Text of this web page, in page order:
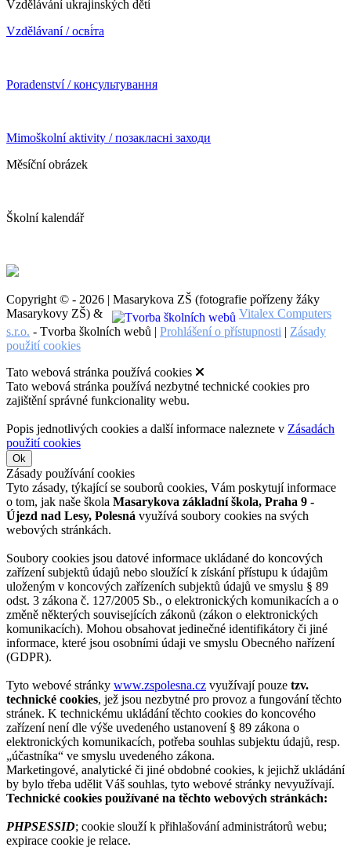
Vzdělávání ukrajinských dětí
Vzdělávaní / осві́та
Poradenství / консультування
Mimoškolní aktivity / позакласні заходи
Měsíční obrázek
Školní kalendář
Copyright © - 2026 | Masarykova ZŠ (fotografie pořízeny žáky
Masarykovy ZŠ) &
Vitalex Computers
s.r.o. - Tvorba školních webů | Prohlášení o přístupnosti | Zásady
použití cookies
Tato webová stránka používá cookies
Tato webová stránka používá nezbytné technické cookies pro
zajištění správné funkcionality webu.
Popis jednotlivých cookies a další informace naleznete v Zásadách
použití cookies
Ok
Zásady používání cookies
Tyto zásady, týkající se souborů cookies, Vám poskytují informace
o tom, jak naše škola Masarykova základní škola, Praha 9 -
Újezd nad Lesy, Polesná využívá soubory cookies na svých
webových stránkách.
Soubory cookies jsou datové informace ukládané do koncových
zařízení subjektů údajů nebo sloužící k získání přístupu k údajům
uloženým v koncových zařízeních subjektů údajů ve smyslu § 89
odst. 3 zákona č. 127/2005 Sb., o elektronických komunikacích a o
změně některých souvisejících zákonů (zákon o elektronických
komunikacích). Mohou obsahovat jedinečné identifikátory či jiné
informace, které jsou osobními údaji ve smyslu Obecného nařízení
(GDPR).
Tyto webové stránky www.zspolesna.cz využívají pouze tzv.
technické cookies, jež jsou nezbytné pro provoz a fungování těchto
stránek. K technickému ukládání těchto cookies do koncového
zařízení není dle výše uvedeného ustanovení § 89 zákona o
elektronických komunikacích, potřeba souhlas subjektu údajů, resp.
„účastníka“ ve smyslu uvedeného zákona.
Marketingové, analytické či jiné obdobné cookies, k jejichž ukládání
by bylo třeba udělit Váš souhlas, tyto webové stránky nevyužívají.
Technické cookies používané na těchto webových stránkách:
PHPSESSID; cookie slouží k přihlašování administrátorů webu;
expirace cookie je relace.